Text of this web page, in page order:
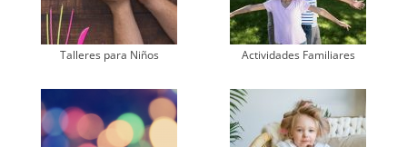
Talleres para Niños Actividades Familiares